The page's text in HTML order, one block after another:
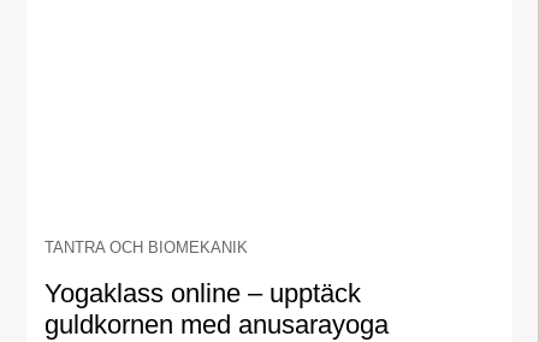
TANTRA OCH BIOMEKANIK
Yogaklass online – upptäck
guldkornen med anusarayoga